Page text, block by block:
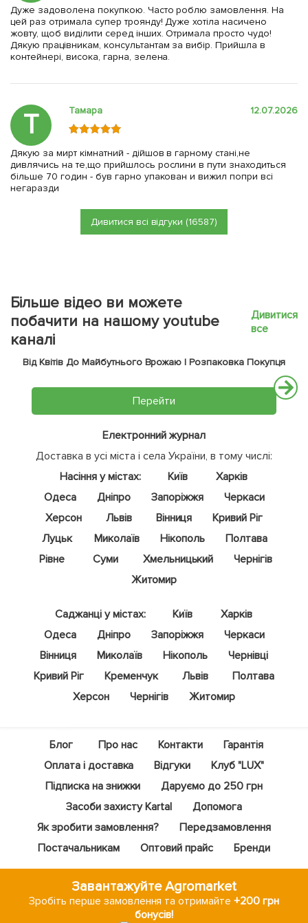
Дуже задоволена покупкою. Часто роблю замовлення. На
цей раз отримала супер троянду! Дуже хотіла насичено
жовту, щоб виділити серед інших. Отримала просто чудо!
Дякую працівникам, консультантам за вибір. Прийшла в
контейнері, висока, гарна, зелена.
Т Тамара 12.07.2026
Дякую за мирт кімнатний - дійшов в гарному стані,не
дивлячись на те,що прийшлось рослини в пути знаходиться
більше 70 годин - був гарно упакован и вижил попри всі
негаразди
Дивитися всі відгуки (16587)
Більше відео ви можете
побачити на нашому youtube
каналі
Дивитися
все
Від Квітів До Майбутнього Врожаю | Розпаковка Покупця
Перейти
Електронний журнал
Доставка в усі міста і села України, в тому числі:
Насіння у містах:
Київ
Харків
Одеса
Дніпро Запоріжжя
Черкаси
Херсон
Львів Вінниця
Кривий Ріг
Луцьк
Миколаїв Нікополь
Полтава
Рівне
Суми Хмельницький
Чернігів
Житомир
Саджанці у містах: Київ
Харків
Одеса
Дніпро Запоріжжя
Черкаси
Вінниця
Миколаїв Нікополь
Чернівці
Кривий Ріг
Кременчук Львів
Полтава
Херсон
Чернігів Житомир
Блог Про нас Контакти
Гарантія
Оплата і доставка
Відгуки
Клуб "LUX"
Підписка на знижки
Даруємо до 250 грн
Засоби захисту Kartal
Допомога
Як зробити замовлення?
Передзамовлення
Постачальникам
Оптовий прайс Бренди
Завантажуйте Agromarket
Зробіть перше замовлення та отримайте+200 грн
бонусів!